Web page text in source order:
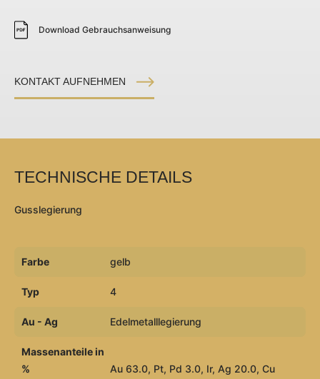
Download Gebrauchsanweisung
KONTAKT AUFNEHMEN
TECHNISCHE DETAILS
Gusslegierung
Farbe gelb
Typ 4
Au - Ag Edelmetalllegierung
Massenanteile in
%
Au 63.0, Pt, Pd 3.0, Ir, Ag 20.0, Cu